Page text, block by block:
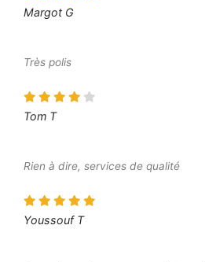
Margot G
Très polis
Tom T
Rien à dire, services de qualité
Youssouf T